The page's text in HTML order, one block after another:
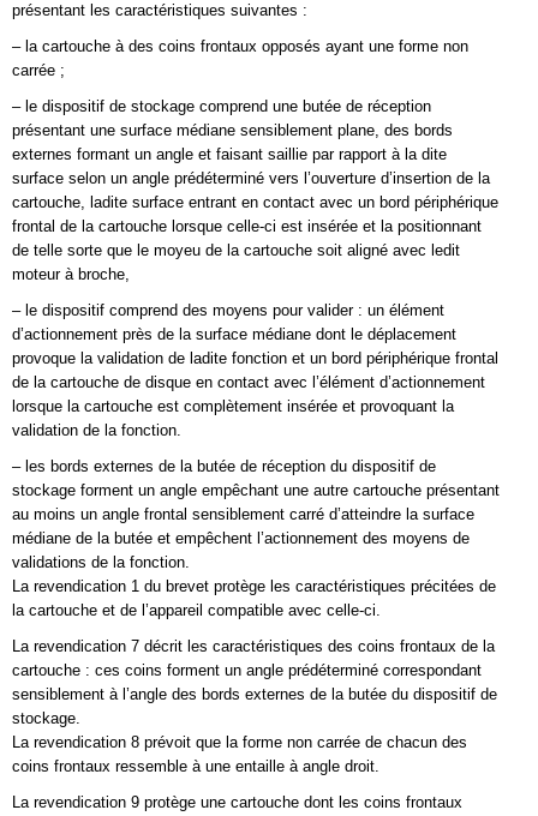
présentant les caractéristiques suivantes :
– la cartouche à des coins frontaux opposés ayant une forme non
carrée ;
– le dispositif de stockage comprend une butée de réception
présentant une surface médiane sensiblement plane, des bords
externes formant un angle et faisant saillie par rapport à la dite
surface selon un angle prédéterminé vers l’ouverture d’insertion de la
cartouche, ladite surface entrant en contact avec un bord périphérique
frontal de la cartouche lorsque celle-ci est insérée et la positionnant
de telle sorte que le moyeu de la cartouche soit aligné avec ledit
moteur à broche,
– le dispositif comprend des moyens pour valider : un élément
d’actionnement près de la surface médiane dont le déplacement
provoque la validation de ladite fonction et un bord périphérique frontal
de la cartouche de disque en contact avec l’élément d’actionnement
lorsque la cartouche est complètement insérée et provoquant la
validation de la fonction.
– les bords externes de la butée de réception du dispositif de
stockage forment un angle empêchant une autre cartouche présentant
au moins un angle frontal sensiblement carré d’atteindre la surface
médiane de la butée et empêchent l’actionnement des moyens de
validations de la fonction.
La revendication 1 du brevet protège les caractéristiques précitées de
la cartouche et de l’appareil compatible avec celle-ci.
La revendication 7 décrit les caractéristiques des coins frontaux de la
cartouche : ces coins forment un angle prédéterminé correspondant
sensiblement à l’angle des bords externes de la butée du dispositif de
stockage.
La revendication 8 prévoit que la forme non carrée de chacun des
coins frontaux ressemble à une entaille à angle droit.
La revendication 9 protège une cartouche dont les coins frontaux